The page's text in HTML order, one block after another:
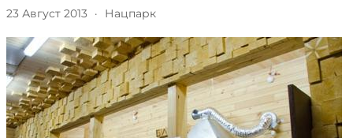
23 Август 2013 · Нацпарк